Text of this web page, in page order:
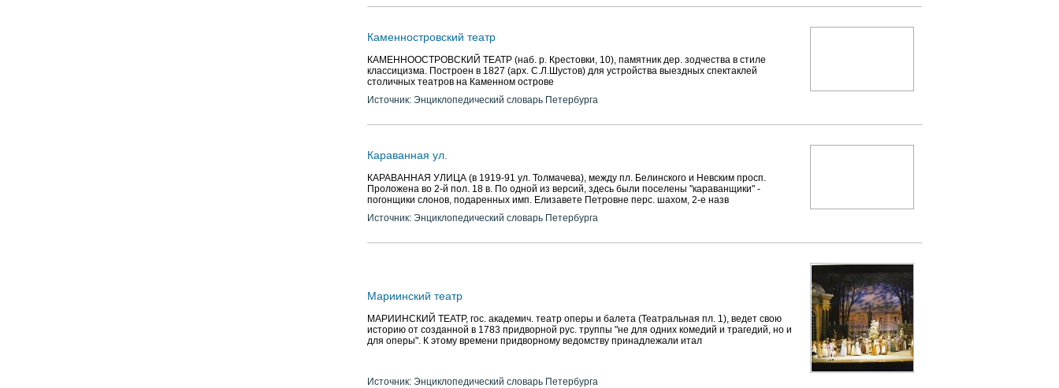
Каменностровский театр
КАМЕННООСТРОВСКИЙ ТЕАТР (наб. р. Крестовки, 10), памятник дер. зодчества в стиле
классицизма. Построен в 1827 (арх. С.Л.Шустов) для устройства выездных спектаклей
столичных театров на Каменном острове
Источник: Энциклопедический словарь Петербурга
Караванная ул.
КАРАВАННАЯ УЛИЦА (в 1919-91 ул. Толмачева), между пл. Белинского и Невским просп.
Проложена во 2-й пол. 18 в. По одной из версий, здесь были поселены "караванщики" -
погонщики слонов, подаренных имп. Елизавете Петровне перс. шахом, 2-е назв
Источник: Энциклопедический словарь Петербурга
Мариинский театр
МАРИИНСКИЙ ТЕАТР, гос. академич. театр оперы и балета (Театральная пл. 1), ведет свою
историю от созданной в 1783 придворной рус. труппы "не для одних комедий и трагедий, но и
для оперы". К этому времени придворному ведомству принадлежали итал
Источник: Энциклопедический словарь Петербурга